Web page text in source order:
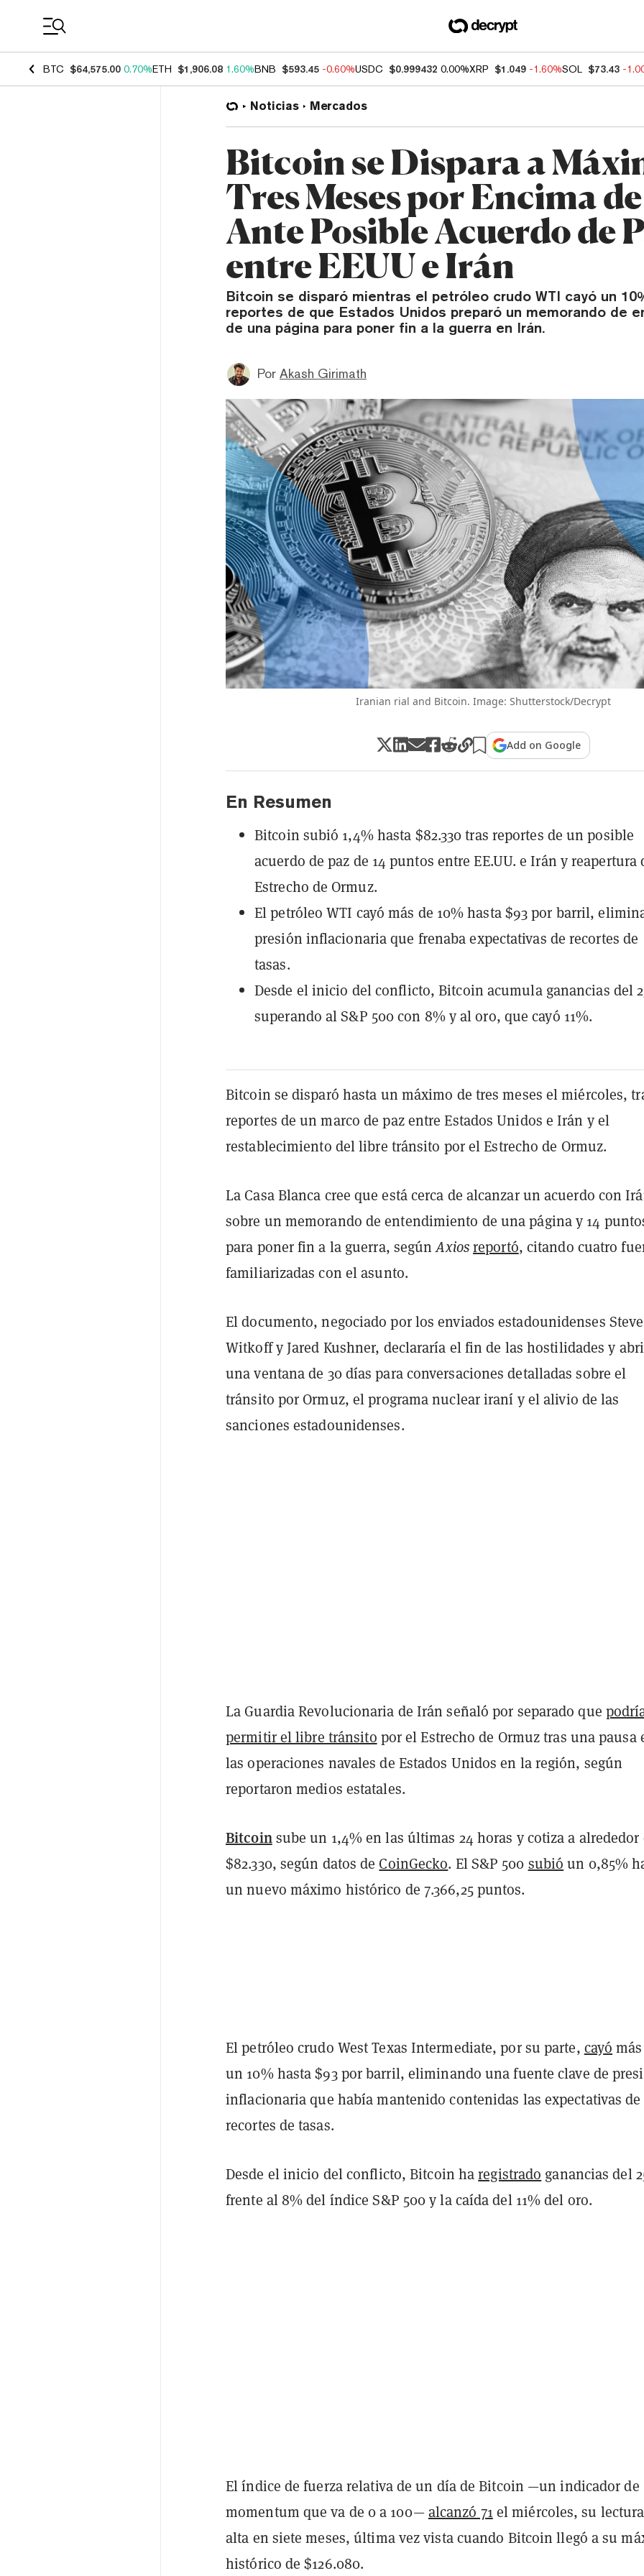
BTC $64,575.00 0.70%ETH $1,906.08 1.60%BNB $593.45 -0.60%USDC $0.999432 0.00%XRP $1.049 -1.60%SOL $73.43 -
Noticias Mercados
Bitcoin se Dispara a
Tres Meses por Encima
Ante Posible Acuerdo de
entre EEUU e Irán
Bitcoin se disparó mientras el petróleo crudo WTI cayó un
reportes de que Estados Unidos preparó un memorando de
de una página para poner fin a la guerra en Irán.
Por Akash Girimath
Iranian rial and Bitcoin. Image: Shutterstock/Decrypt
Add on Google
En Resumen
Bitcoin subió 1,4% hasta $82.330 tras reportes de un posible
acuerdo de paz de 14 puntos entre EE.UU. e Irán y reapertura
Estrecho de Ormuz.
El petróleo WTI cayó más de 10% hasta $93 por barril,
presión inflacionaria que frenaba expectativas de recortes de
tasas.
Desde el inicio del conflicto, Bitcoin acumula ganancias del
superando al S&P 500 con 8% y al oro, que cayó 11%.
Bitcoin se disparó hasta un máximo de tres meses el miércoles,
reportes de un marco de paz entre Estados Unidos e Irán y el
restablecimiento del libre tránsito por el Estrecho de Ormuz.
La Casa Blanca cree que está cerca de alcanzar un acuerdo con
sobre un memorando de entendimiento de una página y 14
para poner fin a la guerra, segúnAxiosreportó, citando cuatro
familiarizadas con el asunto.
El documento, negociado por los enviados estadounidenses Steve
Witkoff y Jared Kushner, declararía el fin de las hostilidades y
una ventana de 30 días para conversaciones detalladas sobre el
tránsito por Ormuz, el programa nuclear iraní y el alivio de las
sanciones estadounidenses.
La Guardia Revolucionaria de Irán señaló por separado que
permitir el libre tránsito por el Estrecho de Ormuz tras una pausa
las operaciones navales de Estados Unidos en la región, según
reportaron medios estatales.
Bitcoinsube un 1,4% en las últimas 24 horas y cotiza a alrededor
$82.330, según datos de CoinGecko. El S&P 500 subió un 0,85%
un nuevo máximo histórico de 7.366,25 puntos.
El petróleo crudo West Texas Intermediate, por su parte, cayó
un 10% hasta $93 por barril, eliminando una fuente clave de
inflacionaria que había mantenido contenidas las expectativas de
recortes de tasas.
Desde el inicio del conflicto, Bitcoin haregistrado ganancias del
frente al 8% del índice S&P 500 y la caída del 11% del oro.
El índice de fuerza relativa de un día de Bitcoin —un indicador de
momentum que va de 0 a 100—alcanzó 71el miércoles, su
alta en siete meses, última vez vista cuando Bitcoin llegó a su
histórico de $126.080.